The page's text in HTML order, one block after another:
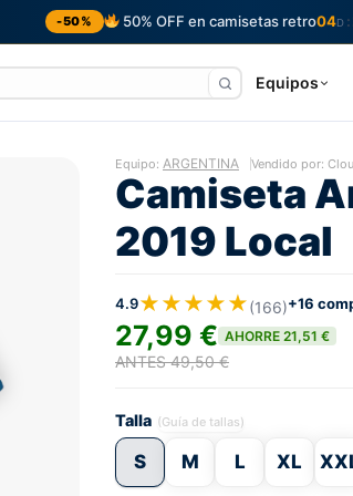
-50% 50% OFF en camisetas retro04D :
Equipos
Equipo: ARGENTINA Vendido por:
Camiseta
2019 Local
4.9★★★★★(166)+16
27,99 € AHORRE 21,51 €
ANTES 49,50 €
Talla (Guía de tallas)
S M L XL